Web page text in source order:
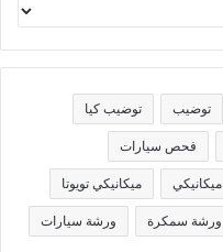
توضيب توضيب كيا
فحص سيارات
ميكانيكي ميكانيكي تويوتا
ورشة سمكرة ورشة سيارات